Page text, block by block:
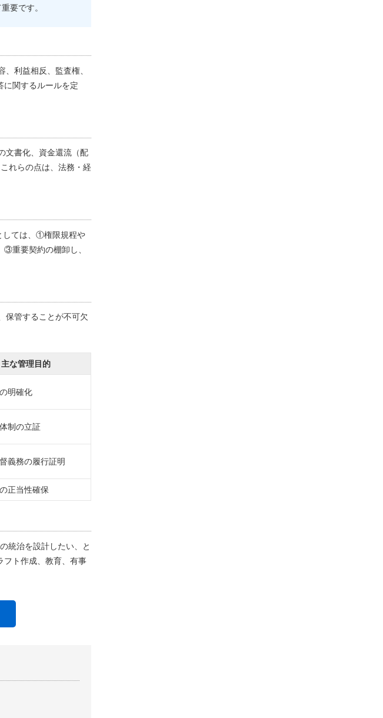
要です。
利益相反、監査権、
に関するルールを定
文書化、資金還流（配
れらの点は、法務・経
しては、①権限規程や
重要契約の棚卸し、
保管することが不可欠
主な管理目的
明確化
制の立証
義務の履行証明
正当性確保
統治を設計したい、と
フト作成、教育、有事